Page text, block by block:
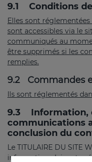
9.1 Conditions
Elles sont
sont accessibles via le
communiqués au
être supprimés si les
remplies.
9.2 Commandes
Ils sont réglementés
9.3
Information,
communications
conclusion du
Le TITULAIRE DU SITE
information claire et